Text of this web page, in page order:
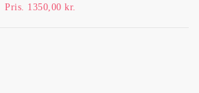
Pris. 1350,00 kr.